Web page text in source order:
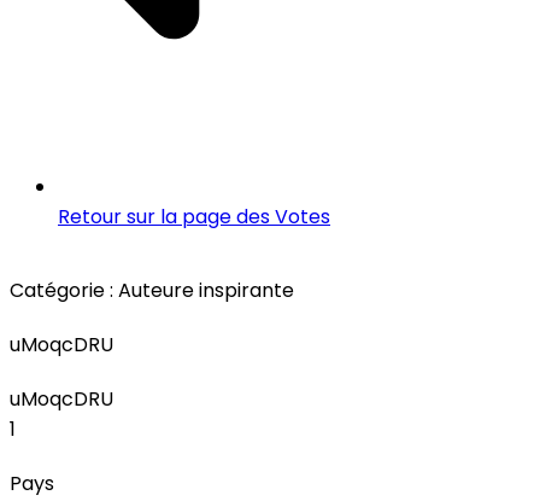
Retour sur la page des Votes
Catégorie : Auteure inspirante
uMoqcDRU
uMoqcDRU
1
Pays